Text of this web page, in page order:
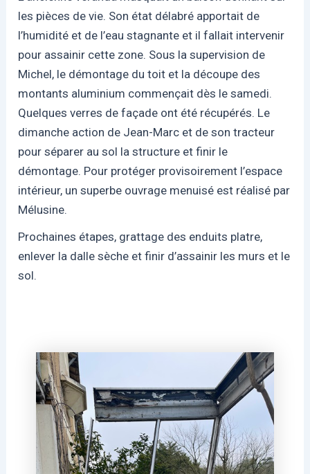
les pièces de vie. Son état délabré apportait de
l’humidité et de l’eau stagnante et il fallait intervenir
pour assainir cette zone. Sous la supervision de
Michel, le démontage du toit et la découpe des
montants aluminium commençait dès le samedi.
Quelques verres de façade ont été récupérés. Le
dimanche action de Jean-Marc et de son tracteur
pour séparer au sol la structure et finir le
démontage. Pour protéger provisoirement l’espace
intérieur, un superbe ouvrage menuisé est réalisé par
Mélusine.
Prochaines étapes, grattage des enduits platre,
enlever la dalle sèche et finir d’assainir les murs et le
sol.